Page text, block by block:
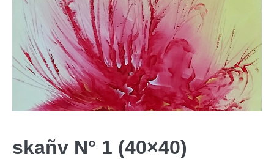
skañv N° 1 (40×40)